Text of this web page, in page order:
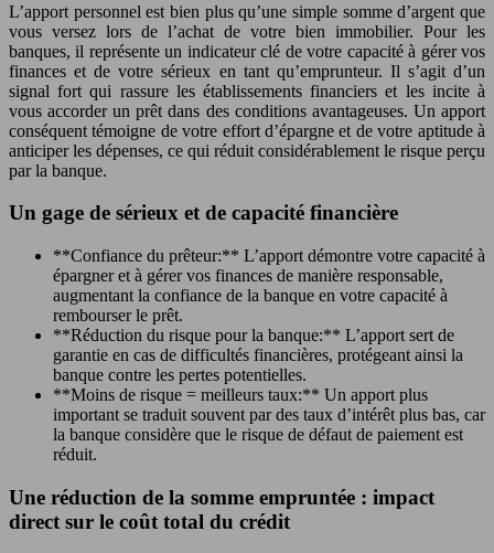
L’apport personnel est bien plus qu’une simple somme d’argent que
vous versez lors de l’achat de votre bien immobilier. Pour les
banques, il représente un indicateur clé de votre capacité à gérer vos
finances et de votre sérieux en tant qu’emprunteur. Il s’agit d’un
signal fort qui rassure les établissements financiers et les incite à
vous accorder un prêt dans des conditions avantageuses. Un apport
conséquent témoigne de votre effort d’épargne et de votre aptitude à
anticiper les dépenses, ce qui réduit considérablement le risque perçu
par la banque.
Un gage de sérieux et de capacité financière
**Confiance du prêteur:** L’apport démontre votre capacité à
épargner et à gérer vos finances de manière responsable,
augmentant la confiance de la banque en votre capacité à
rembourser le prêt.
**Réduction du risque pour la banque:** L’apport sert de
garantie en cas de difficultés financières, protégeant ainsi la
banque contre les pertes potentielles.
**Moins de risque = meilleurs taux:** Un apport plus
important se traduit souvent par des taux d’intérêt plus bas, car
la banque considère que le risque de défaut de paiement est
réduit.
Une réduction de la somme empruntée : impact
direct sur le coût total du crédit